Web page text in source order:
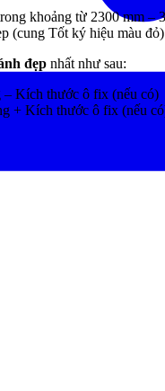
khoảng từ 2300 mm
(cung Tốt ký hiệu màu
đẹp nhất như sau:
– Kích thước ô fix (nếu có)
+ Kích thước ô fix (nếu